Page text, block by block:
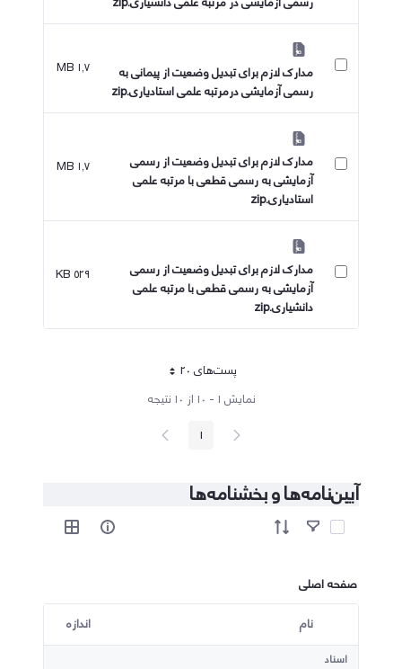
مدارک لازم برای تبدیل وضعیت از پیمانی به
رسمی آزمایشی درمرتبه علمی استادیاری.zip
۱٫۷ MB
مدارک لازم برای تبدیل وضعیت از رسمی
آزمایشی به رسمی قطعی با مرتبه علمی
استادیاری.zip
۱٫۷ MB
مدارک لازم برای تبدیل وضعیت از رسمی
آزمایشی به رسمی قطعی با مرتبه علمی
دانشیاری.zip
۵۲۹ KB
پست‌‌های 20هر صفحه
نمایش ۱ - ۱۰ از ۱۰ نتیجه
پیغام
قبلی صفحه1 صفحه
بعد
آیین‌نامه‌ها و بخشنامه‌ها
آیتم ها را انتخاب کنید
صفحه اصلی
کاربر انتخاب شده
نام اندازه
اسناد